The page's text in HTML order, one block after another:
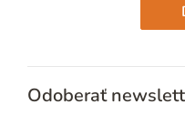
Odoberať